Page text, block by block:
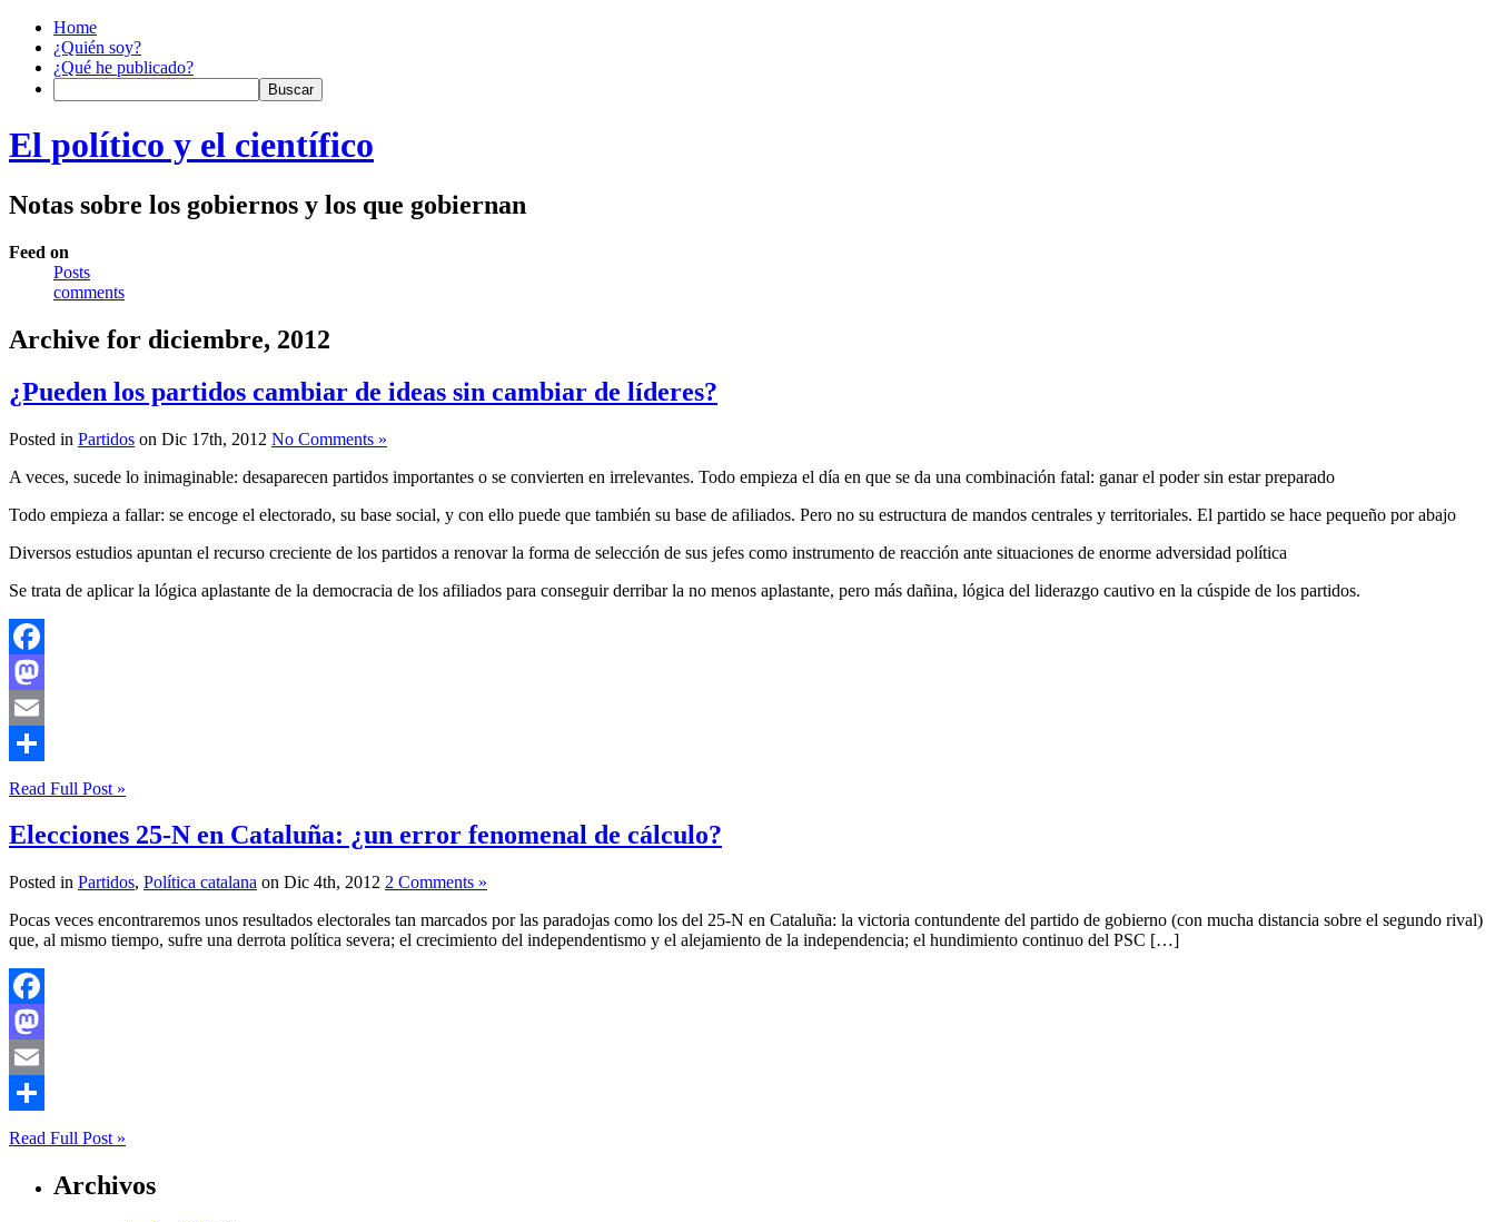
Home
¿Quién soy?
¿Qué he publicado?
El político y el científico
Notas sobre los gobiernos y los que gobiernan
Feed on
Posts
comments
Archive for diciembre, 2012
¿Pueden los partidos cambiar de ideas sin cambiar de líderes?
Posted in Partidos on Dic 17th, 2012 No Comments »
A veces, sucede lo inimaginable: desaparecen partidos importantes o se convierten en irrelevantes. Todo empieza el día en que se da una combinación fatal: ganar el poder sin estar preparado
Todo empieza a fallar: se encoge el electorado, su base social, y con ello puede que también su base de afiliados. Pero no su estructura de mandos centrales y territoriales. El partido se hace pequeño por abajo
Diversos estudios apuntan el recurso creciente de los partidos a renovar la forma de selección de sus jefes como instrumento de reacción ante situaciones de enorme adversidad política
Se trata de aplicar la lógica aplastante de la democracia de los afiliados para conseguir derribar la no menos aplastante, pero más dañina, lógica del liderazgo cautivo en la cúspide de los partidos.
Facebook
Mastodon
Email
Compartir
Read Full Post »
Elecciones 25-N en Cataluña: ¿un error fenomenal de cálculo?
Posted in Partidos, Política catalana on Dic 4th, 2012 2 Comments »
Pocas veces encontraremos unos resultados electorales tan marcados por las paradojas como los del 25-N en Cataluña: la victoria contundente del partido de gobierno (con mucha distancia sobre el segundo rival)
que, al mismo tiempo, sufre una derrota política severa; el crecimiento del independentismo y el alejamiento de la independencia; el hundimiento continuo del PSC […]
Facebook
Mastodon
Email
Compartir
Read Full Post »
Archivos